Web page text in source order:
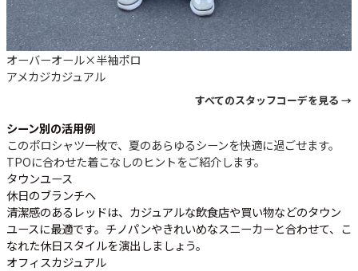
オーバーオール×半袖ポロ
アメカジカジュアル
すべてのスタッフコーデを見る →
シーン別の活用例
このポロシャツ一枚で、夏のあらゆるシーンを快適に過ごせます。
TPOに合わせた着こなしのヒントをご紹介します。
タウンユース
休日のブランチへ
清潔感のあるレッドは、カジュアルな飲食店や買い物などのタウン
ユースに最適です。チノパンやきれいめなスニーカーと合わせて、こ
なれた休日スタイルを演出しましょう。
オフィスカジュアル